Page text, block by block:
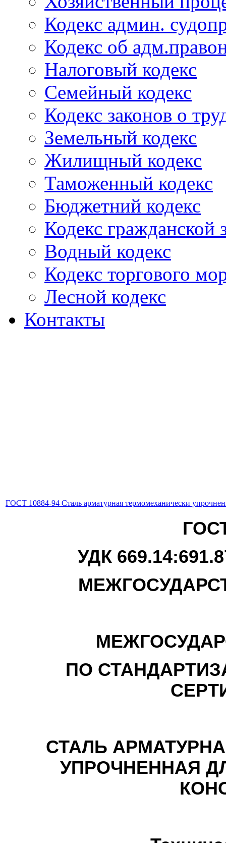
Кодекс админ.
Кодекс об
Налоговый кодекс
Семейный кодекс
Кодекс законов о
Земельный кодекс
Жилищный кодекс
Таможенный кодекс
Бюджетний кодекс
Кодекс гражданской
Водный кодекс
Кодекс торгового
Лесной кодекс
Контакты
ГОСТ 10884-94 Сталь арматурная термомеханически
УДК
ПО
СТАЛЬ
УПРОЧНЕННАЯ